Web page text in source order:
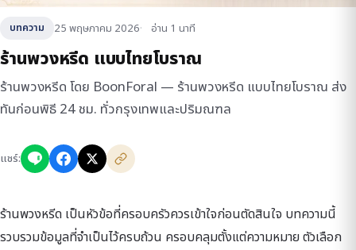
บทความ 25 พฤษภาคม 2026 อ่าน 1 นาที
ร้านพวงหรีด แบบไทยโบราณ
ร้านพวงหรีด โดย BoonForal — ร้านพวงหรีด แบบไทยโบราณ ส่ง
ทันก่อนพิธี 24 ชม. ทั่วกรุงเทพและปริมณฑล
แชร์:
ร้านพวงหรีด เป็นหัวข้อที่ครอบครัวควรเข้าใจก่อนตัดสินใจ บทความนี้
รวบรวมข้อมูลที่จำเป็นไว้ครบถ้วน ครอบคลุมตั้งแต่ความหมาย ตัวเลือก